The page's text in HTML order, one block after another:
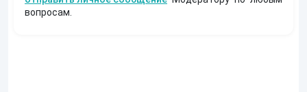
вопросам.